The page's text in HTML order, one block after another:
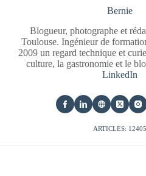
Bernie
Blogueur, photographe et
Toulouse. Ingénieur de
2009 un regard technique et
culture, la gastronomie et le
LinkedIn
ARTICLES: 12405